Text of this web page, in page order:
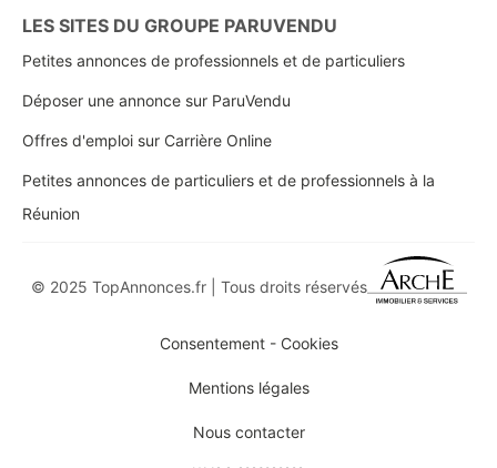
LES SITES DU GROUPE PARUVENDU
Petites annonces de professionnels et de particuliers
Déposer une annonce sur ParuVendu
Offres d'emploi sur Carrière Online
Petites annonces de particuliers et de professionnels à la
Réunion
© 2025 TopAnnonces.fr | Tous droits réservés
Consentement - Cookies
Mentions légales
Nous contacter